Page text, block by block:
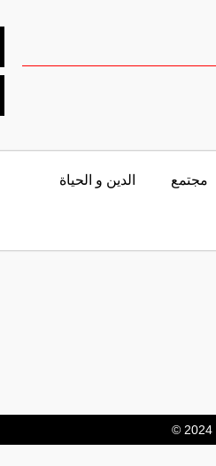
مجتمع الدين و الحياة